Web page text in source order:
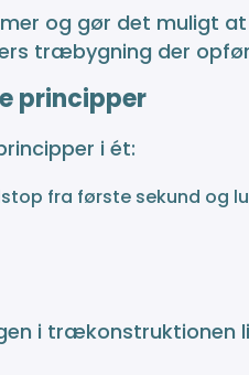
og gør det muligt
træbygning der
principper
i ét:
fra første sekund og
i trækonstruktionen